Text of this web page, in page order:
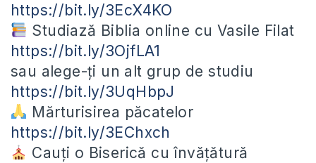
https://bit.ly/3EcX4KO
Studiază Biblia online cu Vasile Filat
https://bit.ly/3OjfLA1
sau alege-ți un alt grup de studiu
https://bit.ly/3UqHbpJ
Mărturisirea păcatelor
https://bit.ly/3EChxch
Cauți o Biserică cu învățătură